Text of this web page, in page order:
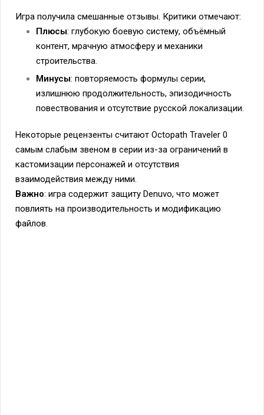
Игра получила смешанные отзывы. Критики отмечают:
Плюсы: глубокую боевую систему, объёмный
контент, мрачную атмосферу и механики
строительства.
Минусы: повторяемость формулы серии,
излишнюю продолжительность, эпизодичность
повествования и отсутствие русской локализации.
Некоторые рецензенты считают Octopath Traveler 0
самым слабым звеном в серии из-за ограничений в
кастомизации персонажей и отсутствия
взаимодействия между ними.
Важно: игра содержит защиту Denuvo, что может
повлиять на производительность и модификацию
файлов.